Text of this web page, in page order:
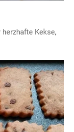
Kekse,